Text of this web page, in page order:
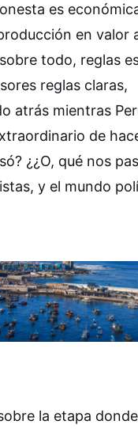
es
en valor
todo, reglas
reglas claras,
atrás mientras
de
¿¿O, qué nos
y el mundo
la etapa